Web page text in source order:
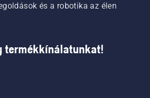
és a robotika az élen
termékkínálatunkat!